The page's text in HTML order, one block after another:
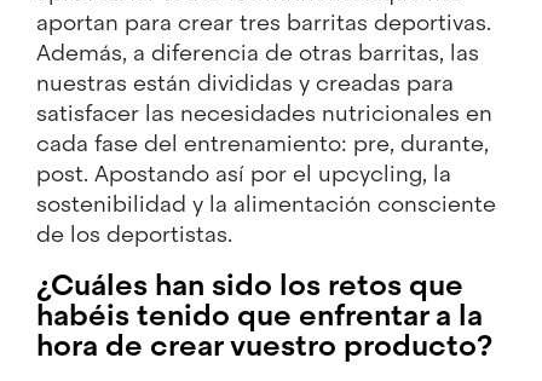
aportan para crear tres barritas deportivas.
Además, a diferencia de otras barritas, las
nuestras están divididas y creadas para
satisfacer las necesidades nutricionales en
cada fase del entrenamiento: pre, durante,
post. Apostando así por el upcycling, la
sostenibilidad y la alimentación consciente
de los deportistas.
¿Cuáles han sido los retos que
habéis tenido que enfrentar a la
hora de crear vuestro producto?